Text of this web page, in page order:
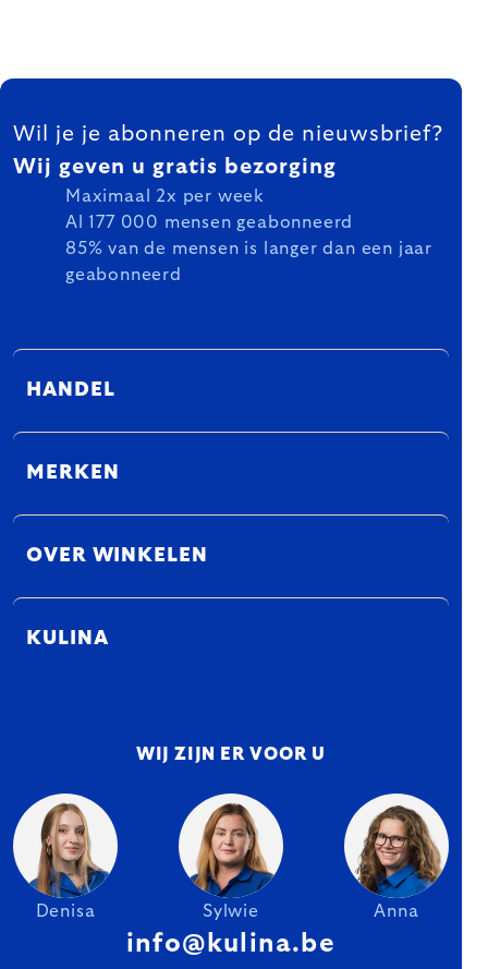
FOOTER
Wil je je abonneren op de nieuwsbrief?
Wij geven u gratis bezorging
Maximaal 2x per week
Al 177 000 mensen geabonneerd
85% van de mensen is langer dan een jaar
geabonneerd
HANDEL
MERKEN
OVER WINKELEN
KULINA
WIJ ZIJN ER VOOR U
Denisa Sylwie Anna
info@kulina.be